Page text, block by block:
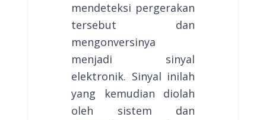
mendeteksi pergerakan
tersebut dan
mengonversinya
menjadi sinyal
elektronik. Sinyal inilah
yang kemudian diolah
oleh sistem dan